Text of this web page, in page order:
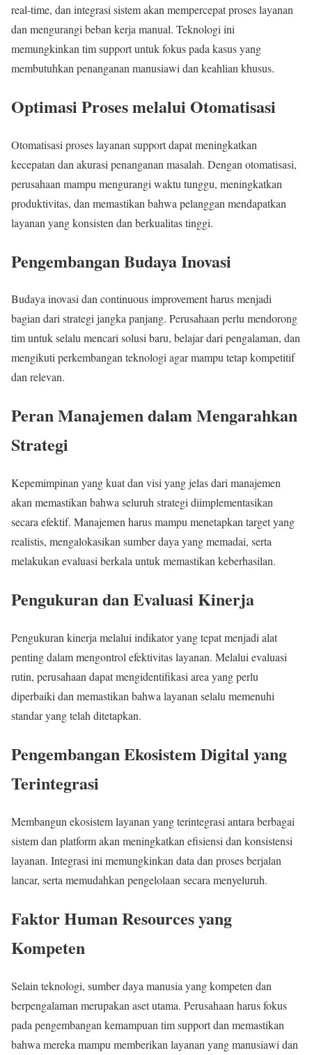
real-time, dan integrasi sistem akan mempercepat proses layanan
dan mengurangi beban kerja manual. Teknologi ini
memungkinkan tim support untuk fokus pada kasus yang
membutuhkan penanganan manusiawi dan keahlian khusus.
Optimasi Proses melalui Otomatisasi
Otomatisasi proses layanan support dapat meningkatkan
kecepatan dan akurasi penanganan masalah. Dengan otomatisasi,
perusahaan mampu mengurangi waktu tunggu, meningkatkan
produktivitas, dan memastikan bahwa pelanggan mendapatkan
layanan yang konsisten dan berkualitas tinggi.
Pengembangan Budaya Inovasi
Budaya inovasi dan continuous improvement harus menjadi
bagian dari strategi jangka panjang. Perusahaan perlu mendorong
tim untuk selalu mencari solusi baru, belajar dari pengalaman, dan
mengikuti perkembangan teknologi agar mampu tetap kompetitif
dan relevan.
Peran Manajemen dalam Mengarahkan
Strategi
Kepemimpinan yang kuat dan visi yang jelas dari manajemen
akan memastikan bahwa seluruh strategi diimplementasikan
secara efektif. Manajemen harus mampu menetapkan target yang
realistis, mengalokasikan sumber daya yang memadai, serta
melakukan evaluasi berkala untuk memastikan keberhasilan.
Pengukuran dan Evaluasi Kinerja
Pengukuran kinerja melalui indikator yang tepat menjadi alat
penting dalam mengontrol efektivitas layanan. Melalui evaluasi
rutin, perusahaan dapat mengidentifikasi area yang perlu
diperbaiki dan memastikan bahwa layanan selalu memenuhi
standar yang telah ditetapkan.
Pengembangan Ekosistem Digital yang
Terintegrasi
Membangun ekosistem layanan yang terintegrasi antara berbagai
sistem dan platform akan meningkatkan efisiensi dan konsistensi
layanan. Integrasi ini memungkinkan data dan proses berjalan
lancar, serta memudahkan pengelolaan secara menyeluruh.
Faktor Human Resources yang
Kompeten
Selain teknologi, sumber daya manusia yang kompeten dan
berpengalaman merupakan aset utama. Perusahaan harus fokus
pada pengembangan kemampuan tim support dan memastikan
bahwa mereka mampu memberikan layanan yang manusiawi dan